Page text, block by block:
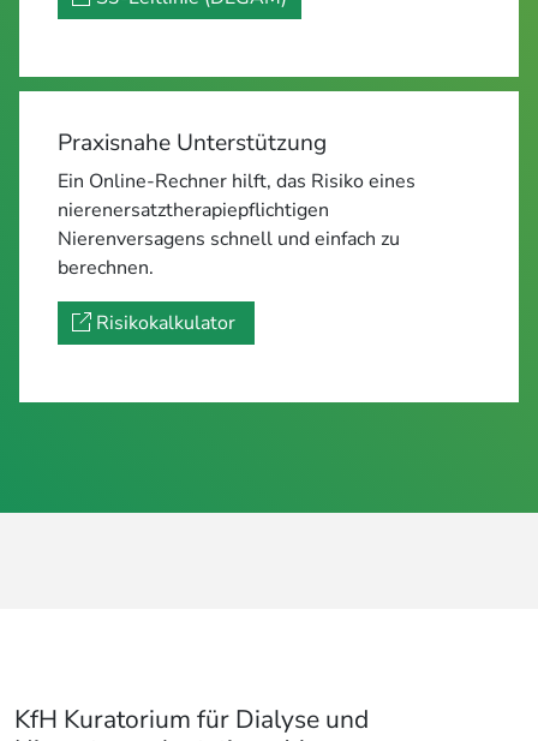
Praxisnahe Unterstützung
Ein Online-Rechner hilft, das Risiko eines
nierenersatztherapiepflichtigen
Nierenversagens schnell und einfach zu
berechnen.
Risikokalkulator
KfH Kuratorium für Dialyse und